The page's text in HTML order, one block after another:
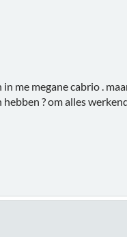
me megane cabrio .
? om alles